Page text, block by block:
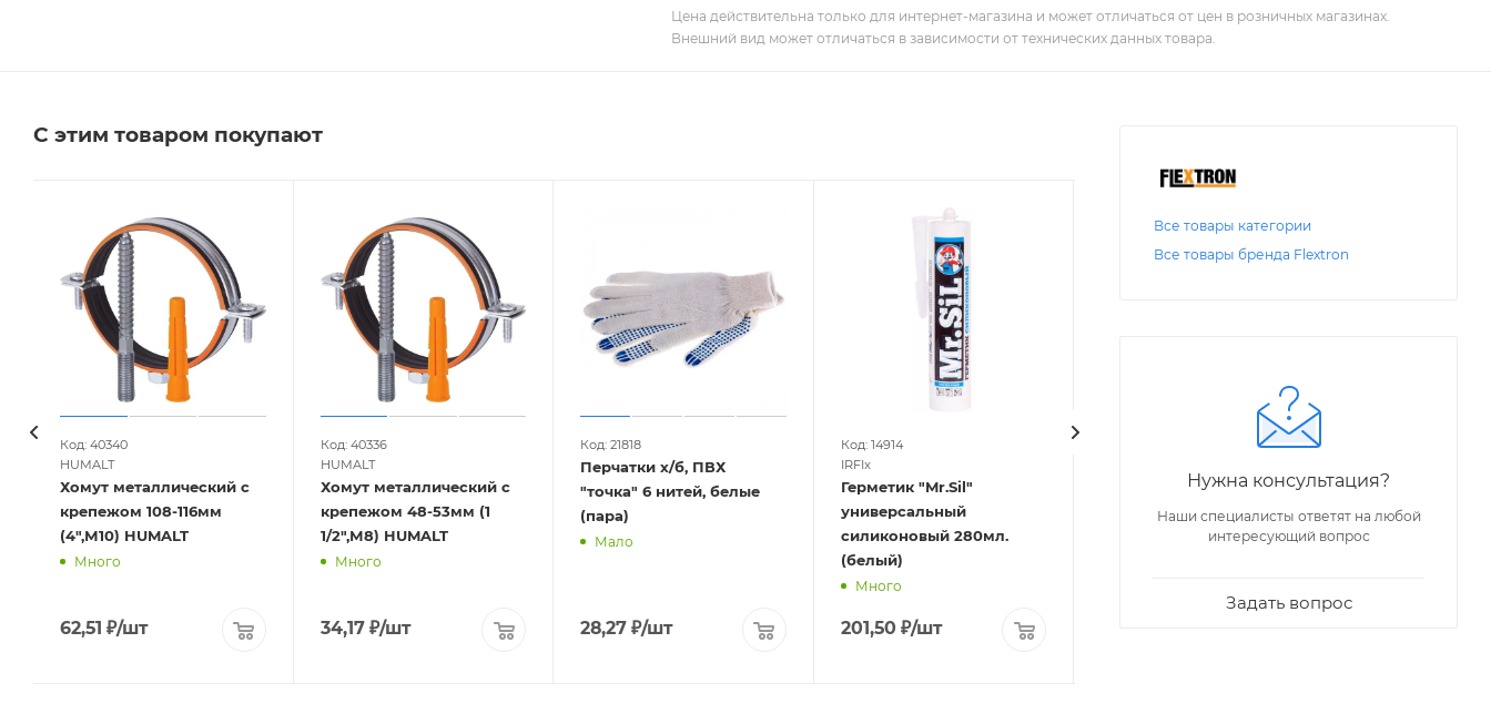
Цена действительна только для интернет-магазина и может отличаться от цен в розничных магазинах.
Внешний вид может отличаться в зависимости от технических данных товара.
С этим товаром покупают
Код: 40340
HUMALT
Хомут металлический с
крепежом 108-116мм
(4",М10) HUMALT
Много
62,51 ₽/шт
Код: 40336
HUMALT
Хомут металлический с
крепежом 48-53мм (1
1/2",М8) HUMALT
Много
34,17₽/шт
Код: 21818
Перчатки х/б, ПВХ
"точка" 6 нитей, белые
(пара)
Мало
28,27 ₽/шт
Код: 14914
IRFIx
Герметик "Mr.Sil"
универсальный
силиконовый 280мл.
(белый)
Много
201,50 ₽/шт
"Lubrium" (230 г.) в тубе
Герметик
силиконовый
(прозр.)
Все товары категории
Все товары бренда Flextron
Нужна консультация?
Наши специалисты ответят на любой
интересующий вопрос
Задать вопрос